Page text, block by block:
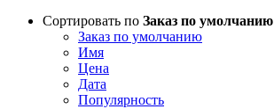
Сортировать по Заказ по умолчанию
Заказ по умолчанию
Имя
Цена
Дата
Популярность